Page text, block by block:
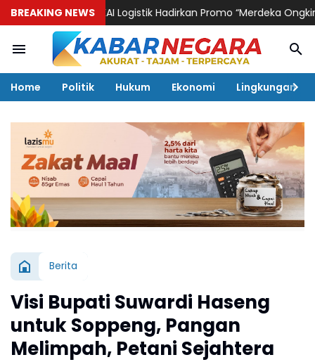
BREAKING NEWS
KAI Logistik Hadirkan Promo “Merdeka Ongkir” untuk
Home Politik Hukum Ekonomi Lingkungan
Berita
Visi Bupati Suwardi Haseng
untuk Soppeng, Pangan
Melimpah, Petani Sejahtera